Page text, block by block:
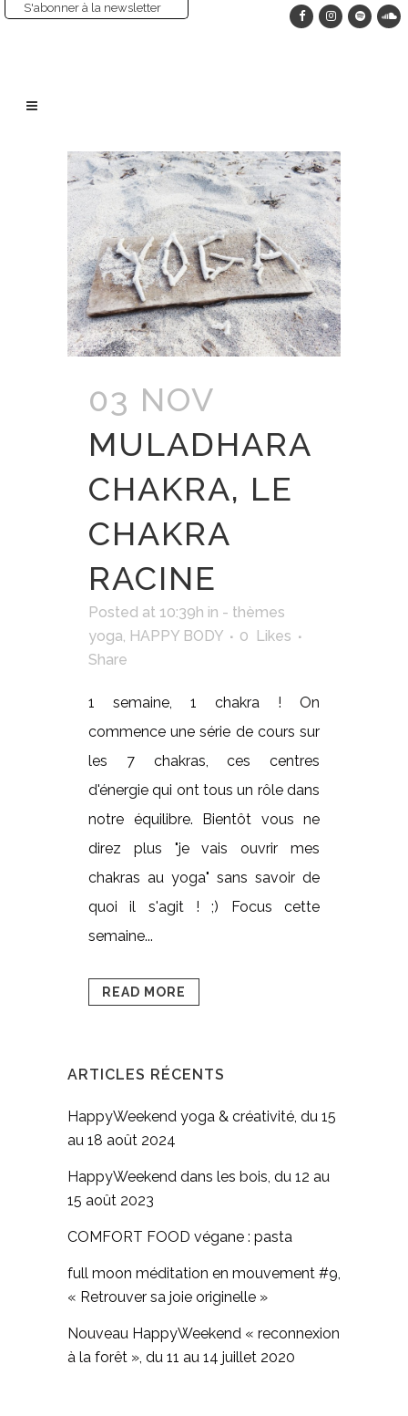
S'abonner à la newsletter
03 NOV
MULADHARA
CHAKRA, LE
CHAKRA
RACINE
Posted at 10:39h in - thèmes
yoga, HAPPY BODY 0 Likes
Share
1 semaine, 1 chakra ! On
commence une série de cours sur
les 7 chakras, ces centres
d'énergie qui ont tous un rôle dans
notre équilibre. Bientôt vous ne
direz plus "je vais ouvrir mes
chakras au yoga" sans savoir de
quoi il s'agit ! ;) Focus cette
semaine...
READ MORE
ARTICLES RÉCENTS
HappyWeekend yoga & créativité, du 15
au 18 août 2024
HappyWeekend dans les bois, du 12 au
15 août 2023
COMFORT FOOD végane : pasta
full moon méditation en mouvement #9,
« Retrouver sa joie originelle »
Nouveau HappyWeekend « reconnexion
à la forêt », du 11 au 14 juillet 2020